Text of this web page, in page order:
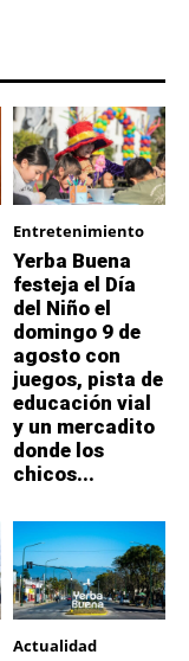
Entretenimiento
Yerba Buena
festeja el Día
del Niño el
domingo 9 de
agosto con
juegos, pista de
educación vial
y un mercadito
donde los
chicos...
Actualidad